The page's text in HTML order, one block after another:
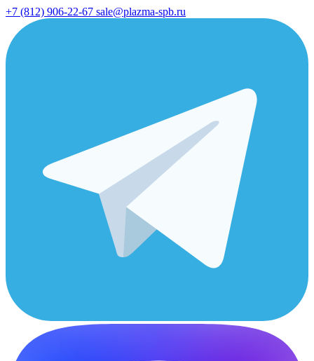
+7 (812) 906-22-67 sale@plazma-spb.ru